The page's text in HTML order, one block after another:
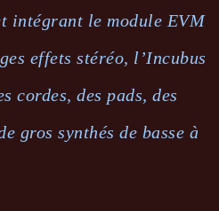
intégrant le module EVM
effets stéréo, l’Incubus
cordes, des pads, des
gros synthés de basse à